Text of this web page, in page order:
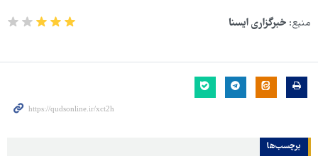
منبع: خبرگزاری ایسنا
برچسب‌ها